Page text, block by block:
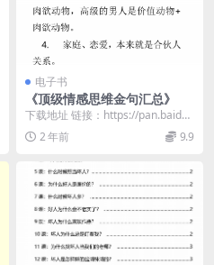
电子书
《顶级情感思维金句汇总》
下载地址 链接：https://pan.baidu.
com/s/1jLpnHiz...
2 年前 9.9